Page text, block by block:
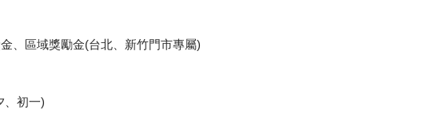
、區域獎勵金(台北、新竹門市專屬)
、初一)